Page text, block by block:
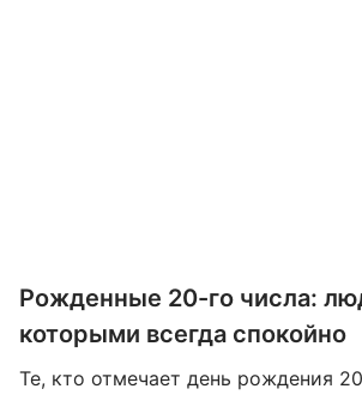
Рожденные 20-го числа:
которыми всегда спокойно
Те, кто отмечает день рождения